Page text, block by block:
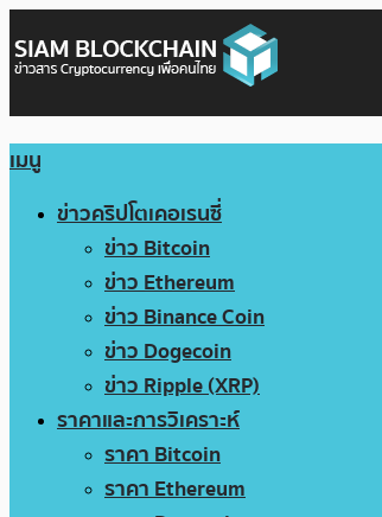
เมนู
ข่าวคริปโตเคอเรนซี่
ข่าว Bitcoin
ข่าว Ethereum
ข่าว Binance Coin
ข่าว Dogecoin
ข่าว Ripple (XRP)
ราคาและการวิเคราะห์
ราคา Bitcoin
ราคา Ethereum